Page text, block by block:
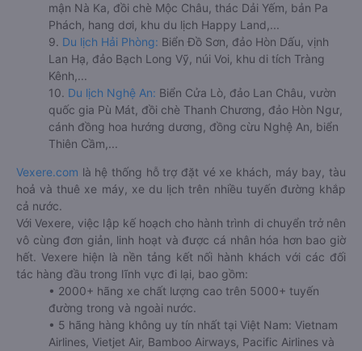
mận Nà Ka, đồi chè Mộc Châu, thác Dải Yếm, bản Pa
Phách, hang dơi, khu du lịch Happy Land,...
9. Du lịch Hải Phòng: Biển Đồ Sơn, đảo Hòn Dấu, vịnh
Lan Hạ, đảo Bạch Long Vỹ, núi Voi, khu di tích Tràng
Kênh,...
10. Du lịch Nghệ An: Biển Cửa Lò, đảo Lan Châu, vườn
quốc gia Pù Mát, đồi chè Thanh Chương, đảo Hòn Ngư,
cánh đồng hoa hướng dương, đồng cừu Nghệ An, biển
Thiên Cầm,...
Vexere.com là hệ thống hỗ trợ đặt vé xe khách, máy bay, tàu
hoả và thuê xe máy, xe du lịch trên nhiều tuyến đường khắp
cả nước.
Với Vexere, việc lập kế hoạch cho hành trình di chuyển trở nên
vô cùng đơn giản, linh hoạt và được cá nhân hóa hơn bao giờ
hết. Vexere hiện là nền tảng kết nối hành khách với các đối
tác hàng đầu trong lĩnh vực đi lại, bao gồm:
• 2000+ hãng xe chất lượng cao trên 5000+ tuyến
đường trong và ngoài nước.
• 5 hãng hàng không uy tín nhất tại Việt Nam: Vietnam
Airlines, Vietjet Air, Bamboo Airways, Pacific Airlines và